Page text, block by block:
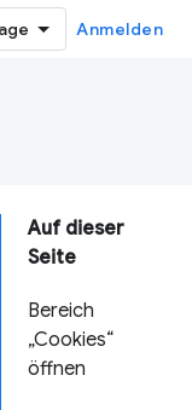
Anmelden
Auf dieser
Seite
Bereich
„Cookies“
öffnen